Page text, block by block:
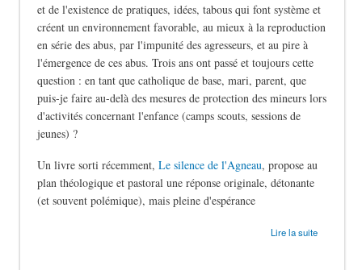
et de l'existence de pratiques, idées, tabous qui font système et
créent un environnement favorable, au mieux à la reproduction
en série des abus, par l'impunité des agresseurs, et au pire à
l'émergence de ces abus. Trois ans ont passé et toujours cette
question : en tant que catholique de base, mari, parent, que
puis-je faire au-delà des mesures de protection des mineurs lors
d'activités concernant l'enfance (camps scouts, sessions de
jeunes) ?
Un livre sorti récemment, Le silence de l'Agneau, propose au
plan théologique et pastoral une réponse originale, détonante
(et souvent polémique), mais pleine d'espérance
Lire la suite